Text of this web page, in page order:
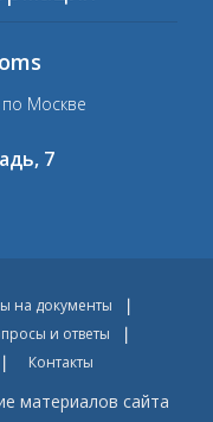
по Москве
7
на документы
и ответы
Контакты
материалов сайта